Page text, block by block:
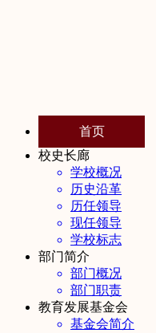
首页
校史长廊
学校概况
历史沿革
历任领导
现任领导
学校标志
部门简介
部门概况
部门职责
教育发展基金会
基金会简介